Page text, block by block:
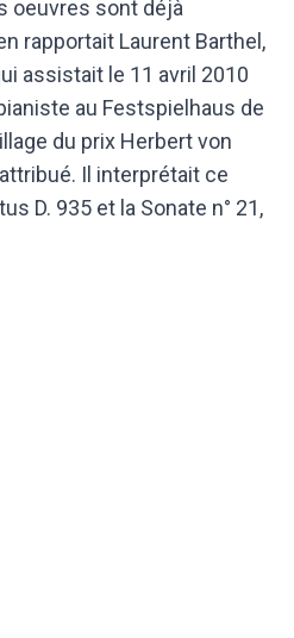
oeuvres sont déjà
rapportait Laurent Barthel,
assistait le 11 avril 2010
au Festspielhaus de
du prix Herbert von
Il interprétait ce
D. 935 et la Sonate n° 21,